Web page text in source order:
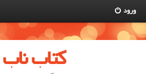
ورود
کتاب ناب